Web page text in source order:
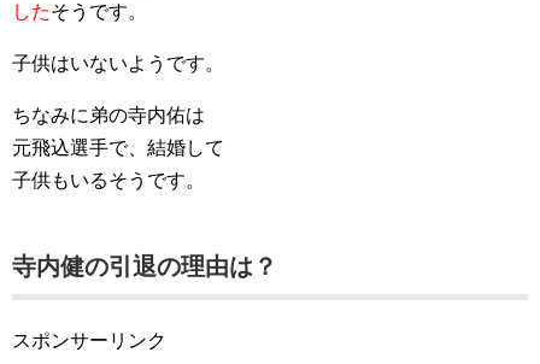
したそうです。
子供はいないようです。
ちなみに弟の寺内佑は
元飛込選手で、結婚して
子供もいるそうです。
寺内健の引退の理由は？
スポンサーリンク